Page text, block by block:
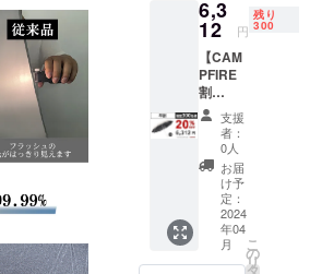
します。
主要な業務
クラウド
ファンディ
ング - 市場分
析、ブラン
ド価値診断
プロモー
内配送
のみ）
■お届け
内容
「ZUO
DU」日
傘× 1
6,3
12 円
残り
300
【CAM
PFIRE
割
20%OF
F】 価
格：
6,312円
（税
込） 一
般予定
販売価
格：
7,890円
支援
者：
0人
お届
け予
定：
2024
年04
月
こ
の
リ